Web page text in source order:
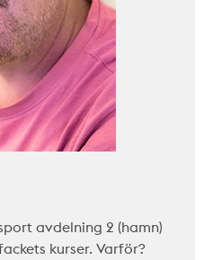
avdelning 2 (hamn)
kurser. Varför?